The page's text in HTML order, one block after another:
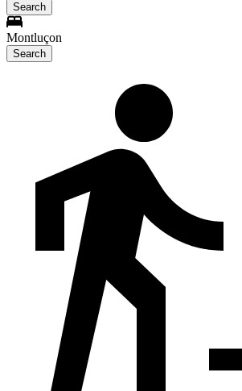
Search
Montluçon
Search